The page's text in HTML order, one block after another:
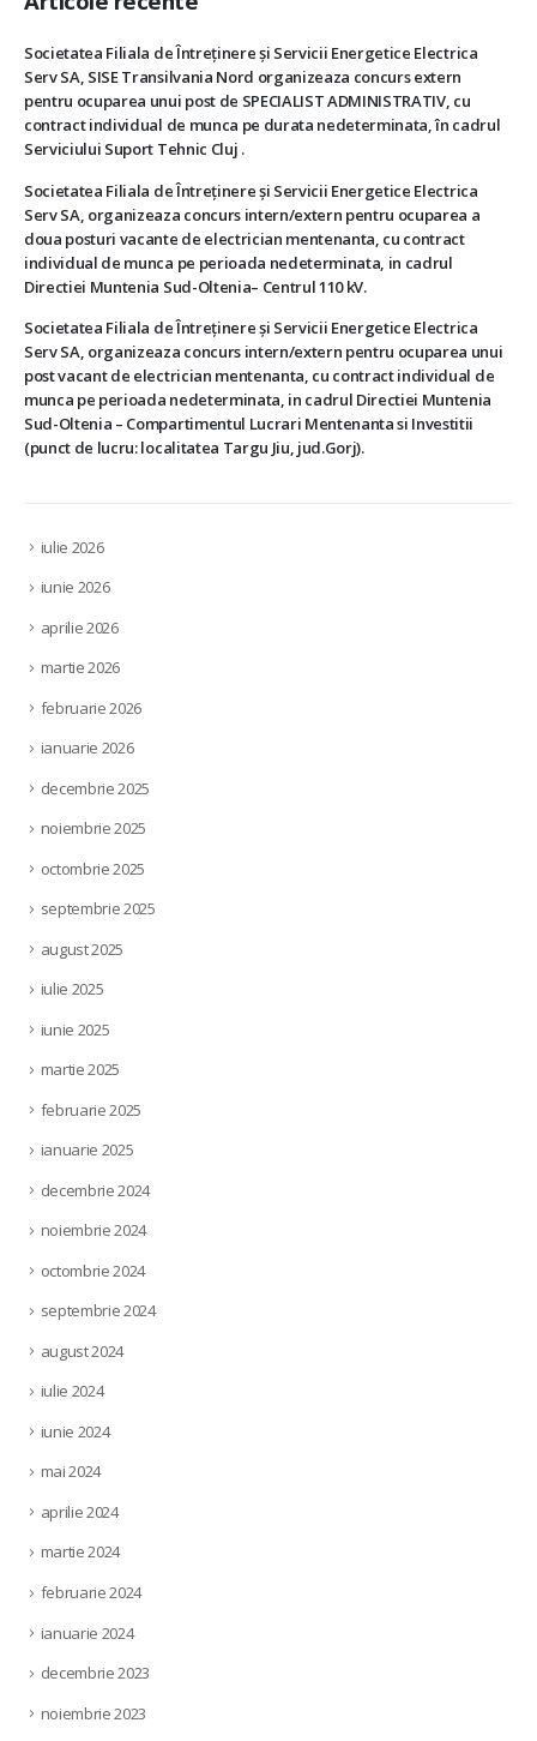
Societatea Filiala de Întreţinere şi Servicii Energetice Electrica
Serv SA, SISE Transilvania Nord organizeaza concurs extern
pentru ocuparea unui post de SPECIALIST ADMINISTRATIV, cu
contract individual de munca pe durata nedeterminata, în cadrul
Serviciului Suport Tehnic Cluj .
Societatea Filiala de Întreţinere şi Servicii Energetice Electrica
Serv SA, organizeaza concurs intern/extern pentru ocuparea a
doua posturi vacante de electrician mentenanta, cu contract
individual de munca pe perioada nedeterminata, in cadrul
Directiei Muntenia Sud-Oltenia– Centrul 110 kV.
Societatea Filiala de Întreţinere şi Servicii Energetice Electrica
Serv SA, organizeaza concurs intern/extern pentru ocuparea unui
post vacant de electrician mentenanta, cu contract individual de
munca pe perioada nedeterminata, in cadrul Directiei Muntenia
Sud-Oltenia – Compartimentul Lucrari Mentenanta si Investitii
(punct de lucru: localitatea Targu Jiu, jud.Gorj).
iulie 2026
iunie 2026
aprilie 2026
martie 2026
februarie 2026
ianuarie 2026
decembrie 2025
noiembrie 2025
octombrie 2025
septembrie 2025
august 2025
iulie 2025
iunie 2025
martie 2025
februarie 2025
ianuarie 2025
decembrie 2024
noiembrie 2024
octombrie 2024
septembrie 2024
august 2024
iulie 2024
iunie 2024
mai 2024
aprilie 2024
martie 2024
februarie 2024
ianuarie 2024
decembrie 2023
noiembrie 2023